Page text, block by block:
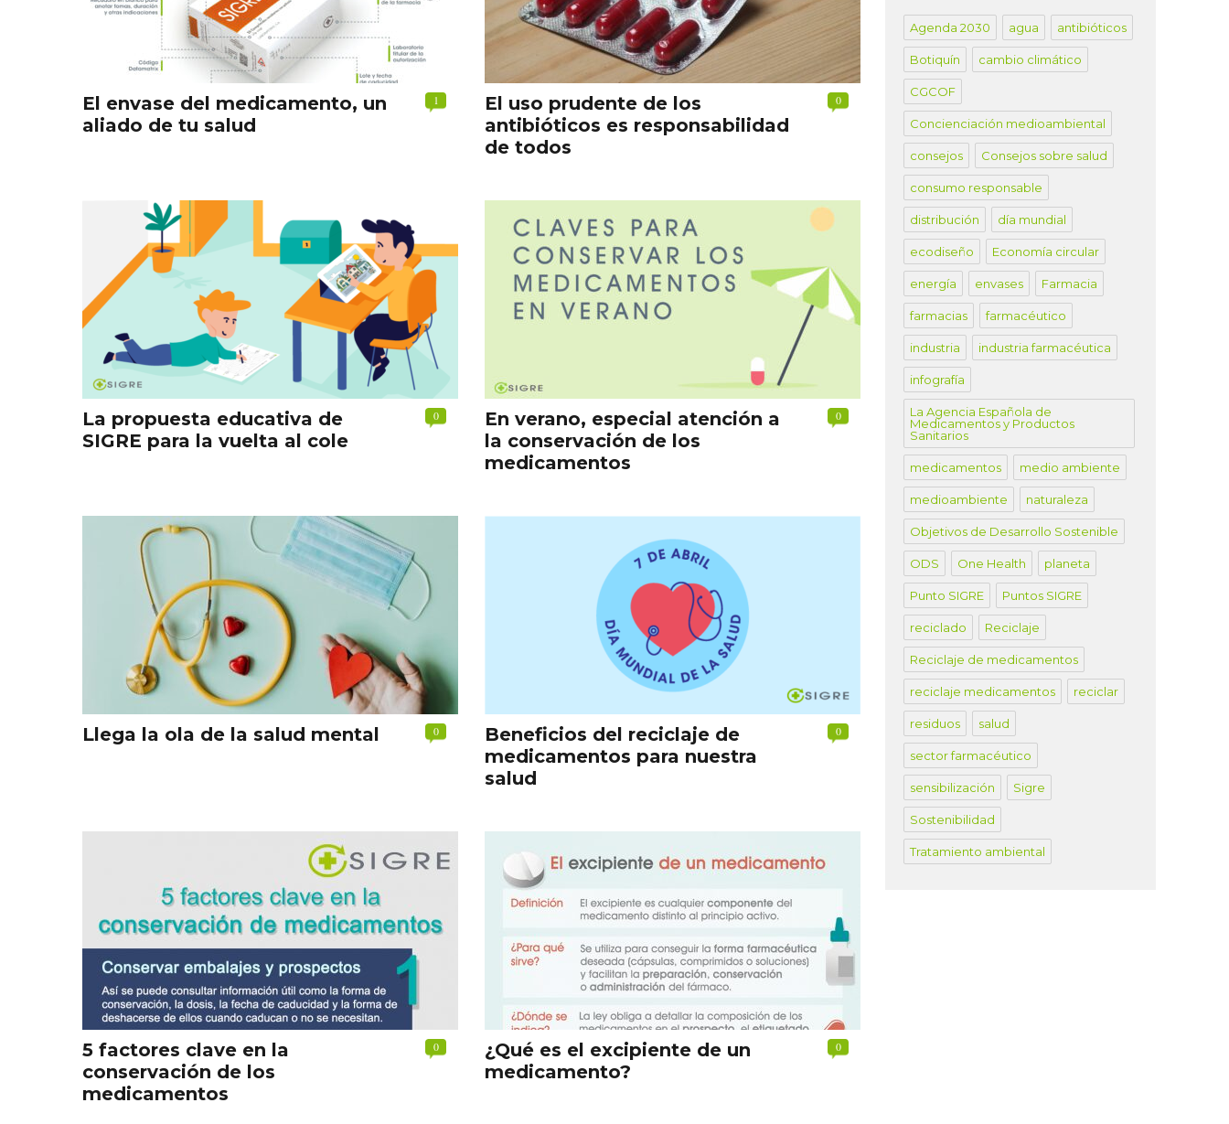
El envase del medicamento, un
aliado de tu salud
1
El uso prudente de los
antibióticos es responsabilidad
de todos
0
La propuesta educativa de
SIGRE para la vuelta al cole
0
En verano, especial atención a
la conservación de los
medicamentos
0
Llega la ola de la salud mental 0
Beneficios del reciclaje de
medicamentos para nuestra
salud
0
5 factores clave en la
conservación de los
medicamentos
0
¿Qué es el excipiente de un
medicamento?
0
Agenda 2030 agua antibióticos
Botiquín cambio climático
CGCOF
Concienciación medioambiental
consejos Consejos sobre salud
consumo responsable
distribución día mundial
ecodiseño Economía circular
energía envases Farmacia
farmacias farmacéutico
industria industria farmacéutica
infografía
La Agencia Española de
Medicamentos y Productos
Sanitarios
medicamentos medio ambiente
medioambiente naturaleza
Objetivos de Desarrollo Sostenible
ODS One Health planeta
Punto SIGRE Puntos SIGRE
reciclado Reciclaje
Reciclaje de medicamentos
reciclaje medicamentos reciclar
residuos salud
sector farmacéutico
sensibilización Sigre
Sostenibilidad
Tratamiento ambiental